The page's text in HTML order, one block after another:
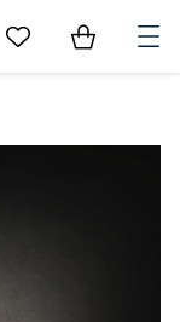
Go to My Favorites
Items in